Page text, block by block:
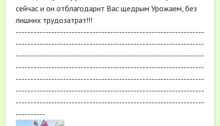
сейчас и он отблагодарит Вас щедрым Урожаем, без
лишних трудозатрат!!!
----------------------------------------------------------------
----------------------------------------------------------------
----------------------------------------------------------------
----------------------------------------------------------------
----------------------------------------------------------------
----------------------------------------------------------------
----------------------------------------------------------------
----------